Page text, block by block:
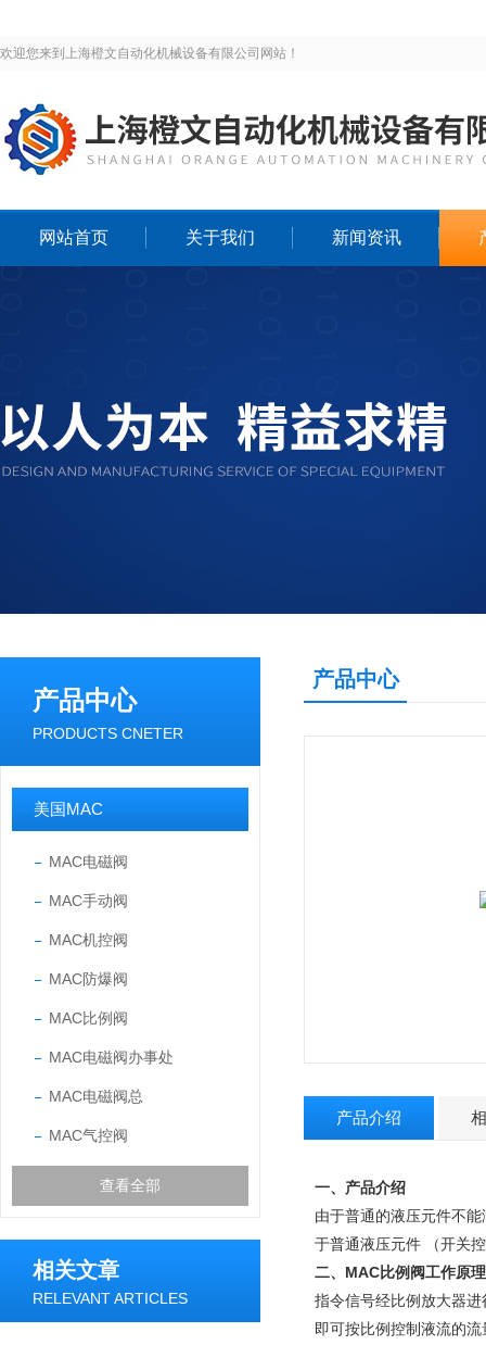
欢迎您来到上海橙文自动化机械设备有限公司网站！
网站首页 关于我们 新闻资讯
产品中心
PRODUCTS CNETER
美国MAC
MAC电磁阀
MAC手动阀
MAC机控阀
MAC防爆阀
MAC比例阀
MAC电磁阀办事处
MAC电磁阀总
MAC气控阀
查看全部
相关文章
RELEVANT ARTICLES
产品中心
产品介绍
一、产品介绍
由于普通的液压元件不
于普通液压元件 （开关
二、 MAC比例阀工作原理
指令信号经比例放大器
即可按比例控制液流的